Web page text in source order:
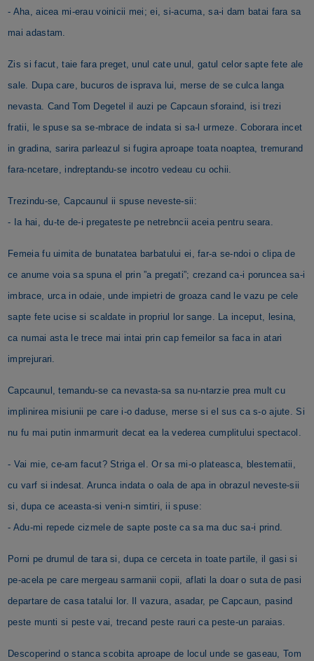
- Aha, aicea mi-erau voinicii mei; ei, si-acuma, sa-i dam batai fara sa
mai adastam.
Zis si facut, taie fara preget, unul cate unul, gatul celor sapte fete ale
sale. Dupa care, bucuros de isprava lui, merse de se culca langa
nevasta. Cand Tom Degetel il auzi pe Capcaun sforaind, isi trezi
fratii, le spuse sa se-mbrace de indata si sa-l urmeze. Coborara incet
in gradina, sarira parleazul si fugira aproape toata noaptea, tremurand
fara-ncetare, indreptandu-se incotro vedeau cu ochii.
Trezindu-se, Capcaunul ii spuse neveste-sii:
- Ia hai, du-te de-i pregateste pe netrebncii aceia pentru seara.
Femeia fu uimita de bunatatea barbatului ei, far-a se-ndoi o clipa de
ce anume voia sa spuna el prin ”a pregati”; crezand ca-i poruncea sa-i
imbrace, urca in odaie, unde impietri de groaza cand le vazu pe cele
sapte fete ucise si scaldate in propriul lor sange. La inceput, lesina,
ca numai asta le trece mai intai prin cap femeilor sa faca in atari
imprejurari.
Capcaunul, temandu-se ca nevasta-sa sa nu-ntarzie prea mult cu
implinirea misiunii pe care i-o daduse, merse si el sus ca s-o ajute. Si
nu fu mai putin inmarmurit decat ea la vederea cumplitului spectacol.
- Vai mie, ce-am facut? Striga el. Or sa mi-o plateasca, blestematii,
cu varf si indesat. Arunca indata o oala de apa in obrazul neveste-sii
si, dupa ce aceasta-si veni-n simtiri, ii spuse:
- Adu-mi repede cizmele de sapte poste ca sa ma duc sa-i prind.
Porni pe drumul de tara si, dupa ce cerceta in toate partile, il gasi si
pe-acela pe care mergeau sarmanii copii, aflati la doar o suta de pasi
departare de casa tatalui lor. Il vazura, asadar, pe Capcaun, pasind
peste munti si peste vai, trecand peste rauri ca peste-un paraias.
Descoperind o stanca scobita aproape de locul unde se gaseau, Tom